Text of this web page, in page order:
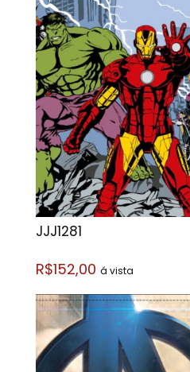
JJJ1281
R$152,00 á vista